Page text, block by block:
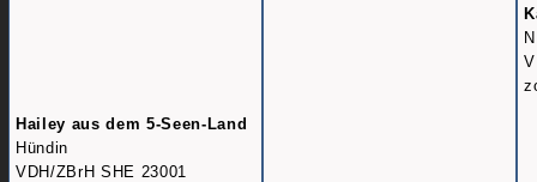
Hailey aus dem 5-Seen-Land
Hündin
VDH/ZBrH SHE 23001